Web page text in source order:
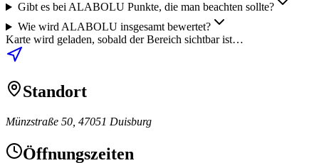
Gibt es bei ALABOLU Punkte, die man beachten sollte?
Wie wird ALABOLU insgesamt bewertet?
Karte wird geladen, sobald der Bereich sichtbar ist…
Standort
Münzstraße 50, 47051 Duisburg
Öffnungszeiten